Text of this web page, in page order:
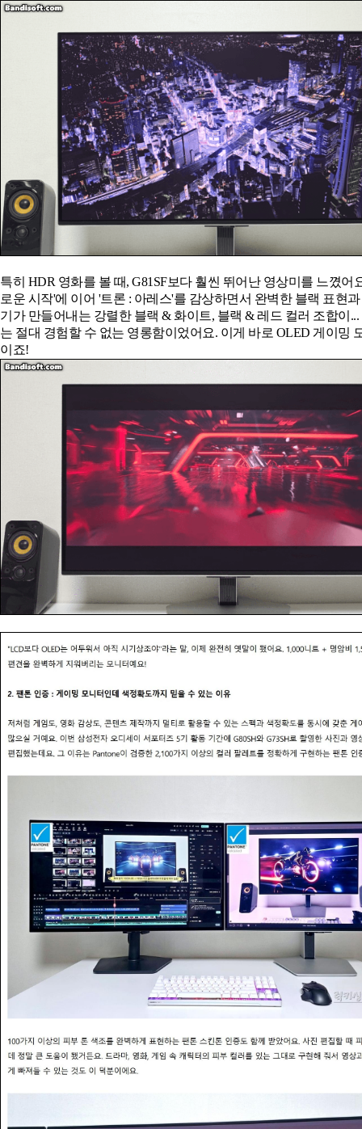
특히 HDR 영화를 볼 때, G81SF보다 훨씬 뛰어난 영상미를 느꼈어
로운 시작'에 이어 '트론 : 아레스'를 감상하면서 완벽한 블랙 표현
기가 만들어내는 강렬한 블랙 & 화이트, 블랙 & 레드 컬러 조합이
는 절대 경험할 수 없는 영롱함이었어요. 이게 바로 OLED 게이밍
이죠!